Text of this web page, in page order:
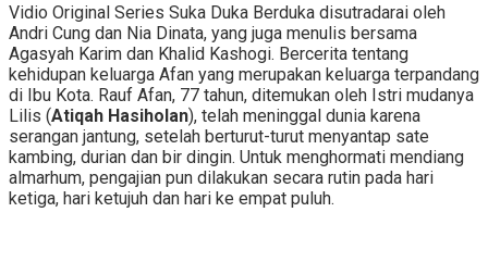
Vidio Original Series Suka Duka Berduka disutradarai oleh
Andri Cung dan Nia Dinata, yang juga menulis bersama
Agasyah Karim dan Khalid Kashogi. Bercerita tentang
kehidupan keluarga Afan yang merupakan keluarga terpandang
di Ibu Kota. Rauf Afan, 77 tahun, ditemukan oleh Istri mudanya
Lilis (Atiqah Hasiholan), telah meninggal dunia karena
serangan jantung, setelah berturut-turut menyantap sate
kambing, durian dan bir dingin. Untuk menghormati mendiang
almarhum, pengajian pun dilakukan secara rutin pada hari
ketiga, hari ketujuh dan hari ke empat puluh.